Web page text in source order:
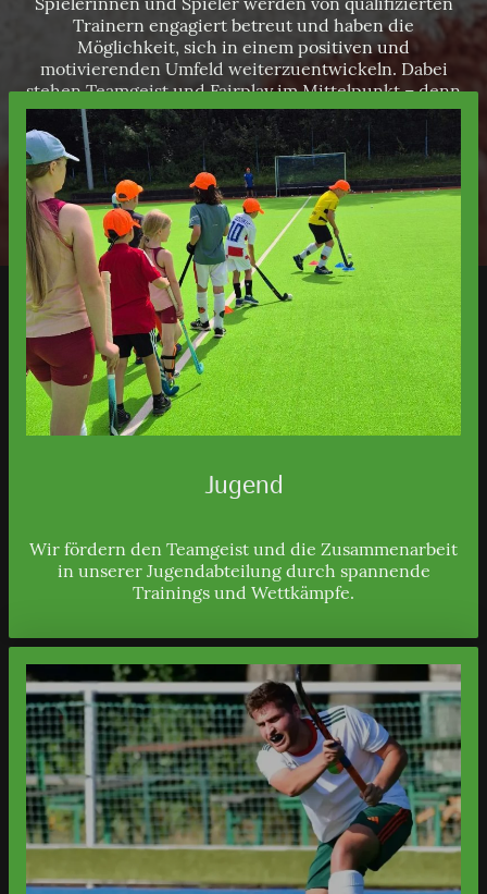
Trainern engagiert betreut und haben die
Möglichkeit, sich in einem positiven und
motivierenden Umfeld weiterzuentwickeln. Dabei
stehen Teamgeist und Fairplay im Mittelpunkt – denn
die Begeisterung für Hockey beginnt schon in jungen
Jahren.
Erfahren Sie hier mehr über unseren Verein und die
Mannschaften, entdecken Sie spannende
Spielberichte und bleiben Sie über Veranstaltungen
auf dem Laufenden.
Jugend
Wir fördern den Teamgeist und die Zusammenarbeit
in unserer Jugendabteilung durch spannende
Trainings und Wettkämpfe.